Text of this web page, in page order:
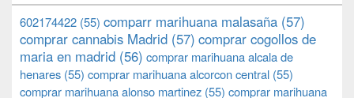
602174422 (55) comparr marihuana malasaña (57)
comprar cannabis Madrid (57) comprar cogollos de
maria en madrid (56) comprar marihuana alcala de
henares (55) comprar marihuana alcorcon central (55)
comprar marihuana alonso martinez (55) comprar marihuana